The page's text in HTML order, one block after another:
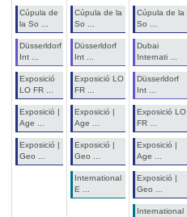
Cúpula de
la So ...
Düsserldorf
Int ...
Exposició
LO FR ...
Exposició |
Age ...
Exposició |
Geo ...
Cúpula de la
So ...
Düsserldorf
Int ...
Exposició LO
FR ...
Exposició |
Age ...
Exposició |
Geo ...
International
E ...
Cúpula de la
So ...
Dubai
Internati ...
Düsserldorf
Int ...
Exposició LO
FR ...
Exposició |
Age ...
Exposició |
Geo ...
International